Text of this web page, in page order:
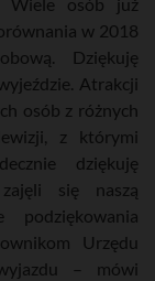
w 2018
Dziękuję
Atrakcji
osób z różnych
z którymi
dziękuję
się naszą
podziękowania
Urzędu
– mówi